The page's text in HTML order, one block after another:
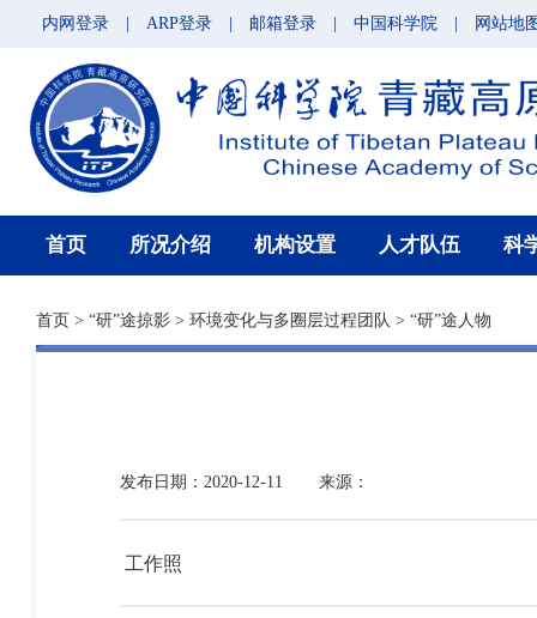
内网登录 ARP登录 邮箱登录 中国科学院 网站地
首页 所况介绍 机构设置 人才队伍 科
首页 > “研”途掠影 > 环境变化与多圈层过程团队 > “研”途人物
发布日期：2020-12-11 来源：
工作照